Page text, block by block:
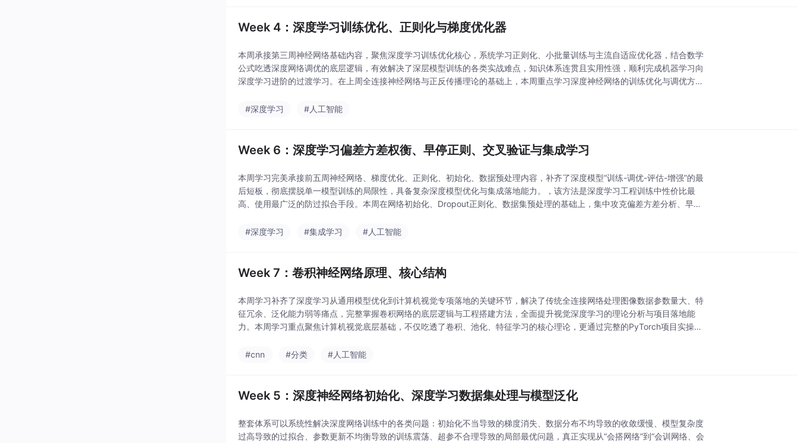
Week 4：深度学习训练优化、正则化与梯度优化器
本周承接第三周神经网络基础内容，聚焦深度学习训练优化核心，系统学习正则化、小批量训练与主流自适应优化器，结合数学
公式吃透深度网络调优的底层逻辑，有效解决了深层模型训练的各类实战难点，知识体系连贯且实用性强，顺利完成机器学习向
深度学习进阶的过渡学习。在上周全连接神经网络与正反传播理论的基础上，本周重点学习深度神经网络的训练优化与调优方
#深度学习
#人工智能
Week 6：深度学习偏差方差权衡、早停正则、交叉验证与集成学习
本周学习完美承接前五周神经网络、梯度优化、正则化、初始化、数据预处理内容，补齐了深度模型“训练-调优-评估-增强”的最
后短板，彻底摆脱单一模型训练的局限性，具备复杂深度模型优化与集成落地能力。，该方法是深度学习工程训练中性价比最
高、使用最广泛的防过拟合手段。本周在网络初始化、Dropout正则化、数据集预处理的基础上，集中攻克偏差方差分析、早停
#深度学习
#集成学习 #人工智能
Week 7：卷积神经网络原理、核心结构
本周学习补齐了深度学习从通用模型优化到计算机视觉专项落地的关键环节，解决了传统全连接网络处理图像数据参数量大、特
征冗余、泛化能力弱等痛点，完整掌握卷积网络的底层逻辑与工程搭建方法，全面提升视觉深度学习的理论分析与项目落地能
力。本周学习重点聚焦计算机视觉底层基础，不仅吃透了卷积、池化、特征学习的核心理论，更通过完整的PyTorch项目实操，
#cnn
#分类 #人工智能
Week 5：深度神经网络初始化、深度学习数据集处理与模型泛化
整套体系可以系统性解决深度网络训练中的各类问题：初始化不当导致的梯度消失、数据分布不均导致的收敛缓慢、模型复杂度
过高导致的过拟合、参数更新不均衡导致的训练震荡、超参不合理导致的局部最优问题，真正实现从“会搭网络”到“会训网络、会